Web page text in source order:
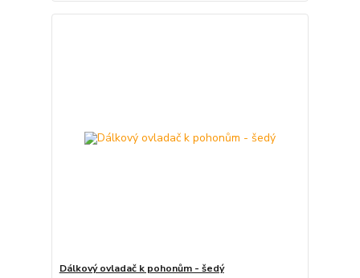
Dálkový ovladač k pohonům - šedý